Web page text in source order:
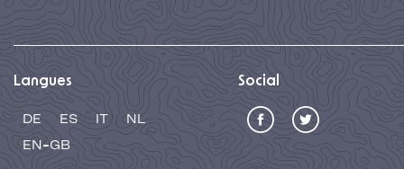
Langues
DE ES IT
NL
EN-GB
Social